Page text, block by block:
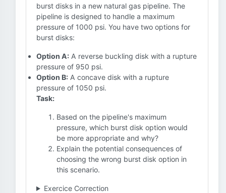
burst disks in a new natural gas pipeline. The
pipeline is designed to handle a maximum
pressure of 1000 psi. You have two options for
burst disks:
Option A: A reverse buckling disk with a rupture
pressure of 950 psi.
Option B: A concave disk with a rupture
pressure of 1050 psi.
Task:
Based on the pipeline's maximum
pressure, which burst disk option would
be more appropriate and why?
Explain the potential consequences of
choosing the wrong burst disk option in
this scenario.
Exercice Correction